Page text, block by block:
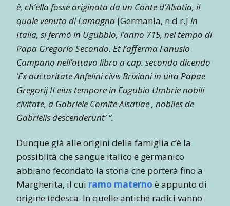
è, ch’ella fosse originata da un Conte d’Alsatia, il
quale venuto di Lamagna [Germania, n.d.r.] in
Italia, si fermó in Ugubbio, l’anno 715, nel tempo di
Papa Gregorio Secondo. Et l’afferma Fanusio
Campano nell’ottavo libro a cap. secondo dicendo
‘Ex auctoritate Anfelini civis Brixiani in uita Papae
Gregorij II eius tempore in Eugubio Umbrie nobili
civitate, a Gabriele Comite Alsatiae , nobiles de
Gabrielis descenderunt’ “.
Dunque già alle origini della famiglia c’è la
possiblità che sangue italico e germanico
abbiano fecondato la storia che porterà fino a
Margherita, il cui ramo materno è appunto di
origine tedesca. In quelle antiche radici vanno